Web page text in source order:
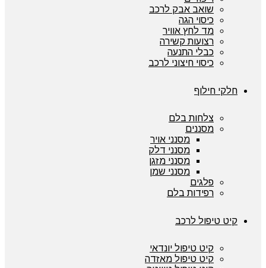
שואב אבק לרכב
כיסוי הגה
מד לחץ אוויר
רצועות קשירה
כבלי התנעה
כיסוי חיצוני לרכב
חלקי חילוף
צלחות בלם
מסננים
מסנני אויר
מסנני דלק
מסנני מזגן
מסנני שמן
פלגים
רפידות בלם
קיט טיפול לרכב
קיט טיפול יונדאי
קיט טיפול מאזדה